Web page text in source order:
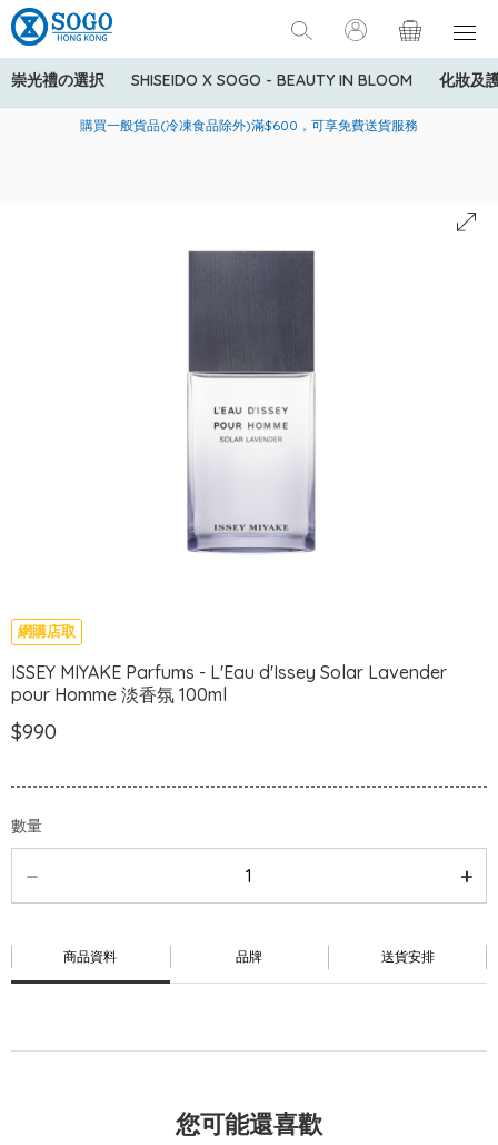
崇光禮の選択 SHISEIDO X SOGO - BEAUTY IN BLOOM 化妝及
美國運通Explorer®信用卡會員購物禮遇：高達5%簽賬回贈！
購買一般貨品(冷凍食品除外)滿$600，可享免費送貨服務
寄送中國內地服務只適用於指定商品，若訂單金額少於HK$600(折
網購店取
ISSEY MIYAKE Parfums - L'Eau d'Issey Solar Lavender
pour Homme 淡香氛 100ml
$990
數量
商品資料 品牌 送貨安排
您可能還喜歡